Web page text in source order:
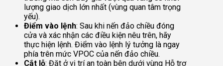
lượng giao dịch lớn nhất (vùng quan tâm trọng
yếu).
Điểm vào lệnh: Sau khi nến đảo chiều đóng
cửa và xác nhận các điều kiện nêu trên, hãy
thực hiện lệnh. Điểm vào lệnh lý tưởng là ngay
phía trên mức VPOC của nến đảo chiều.
Cắt lỗ: Đặt ở vị trí an toàn bên dưới vùng Hỗ trợ